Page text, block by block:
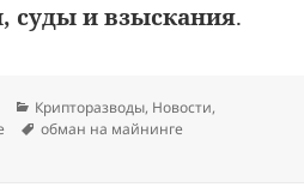
суды и взыскания.
Рубрики
Крипторазводы, Новости,
Метки
обман на майнинге